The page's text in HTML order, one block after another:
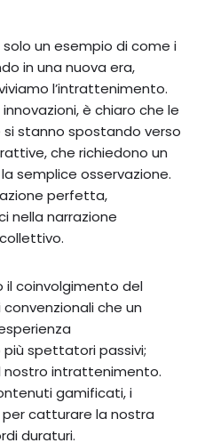
un esempio di come i
in una nuova era,
l’intrattenimento.
è chiaro che le
stanno spostando verso
che richiedono un
semplice osservazione.
perfetta,
nella narrazione
il coinvolgimento del
che un
spettatori passivi;
intrattenimento.
gamificati, i
catturare la nostra
duraturi.